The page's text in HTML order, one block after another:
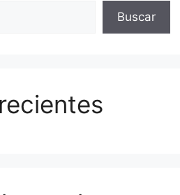
Buscar